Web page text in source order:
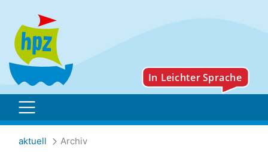
Archiv
aktuell Archiv